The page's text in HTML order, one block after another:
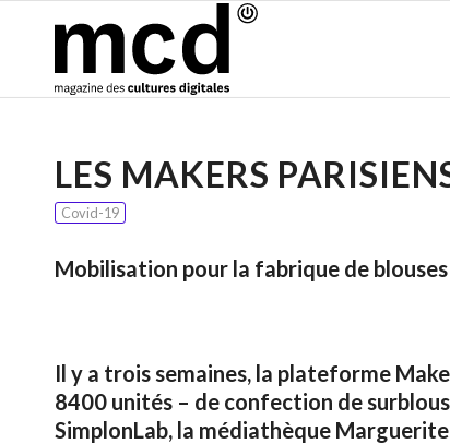
LES MAKERS
Covid-19
Mobilisation pour la fabrique de
Il y a trois semaines, la plateforme
8400 unités – de confection de
SimplonLab, la médiathèque